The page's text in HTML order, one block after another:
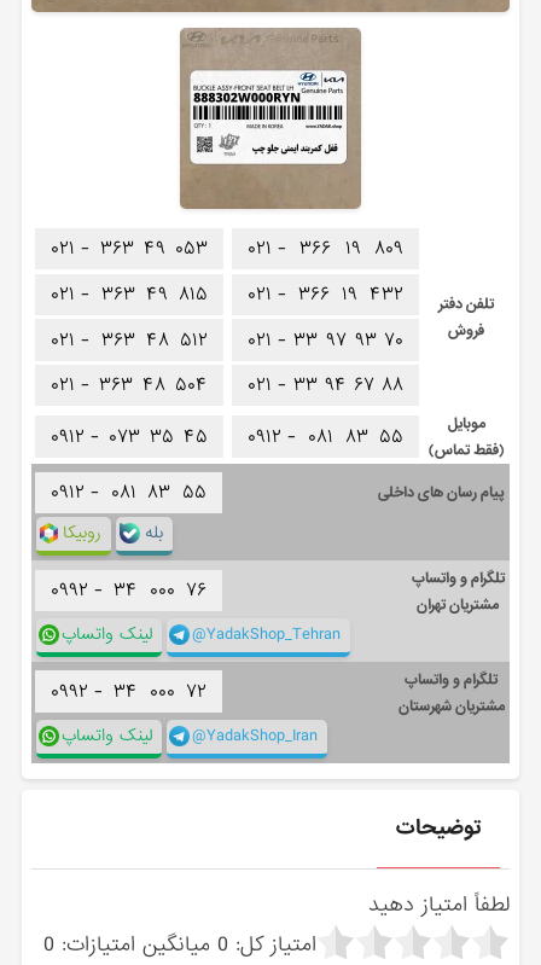
تلفن دفتر
فروش
۰۲۱ - ۳۶۶ ۱۹ ۸۰۹
۰۲۱ - ۳۶۶ ۱۹ ۴۳۲
۰۲۱ - ۳۳ ۹۷ ۹۳ ۷۰
۰۲۱ - ۳۳ ۹۴ ۶۷ ۸۸
۰۲۱ - ۳۶۳ ۴۹ ۰۵۳
۰۲۱ - ۳۶۳ ۴۹ ۸۱۵
۰۲۱ - ۳۶۳ ۴۸ ۵۱۲
۰۲۱ - ۳۶۳ ۴۸ ۵۰۴
موبایل
(فقط تماس)
۰۹۱۲ - ۰۸۱ ۸۳ ۵۵ ۰۹۱۲ - ۰۷۳ ۳۵ ۴۵
پیام رسان های داخلی ۰۹۱۲ - ۰۸۱ ۸۳ ۵۵
روبیکا بله
تلگرام و واتساپ
مشتریان تهران
۰۹۹۲ - ۳۴ ۰۰۰ ۷۶
لینک واتساپ @YadakShop_Tehran
تلگرام و واتساپ
مشتریان شهرستان
۰۹۹۲ - ۳۴ ۰۰۰ ۷۲
لینک واتساپ @YadakShop_Iran
توضیحات
لطفاً امتیاز دهید
امتیاز کل: 0 میانگین امتیازات: 0